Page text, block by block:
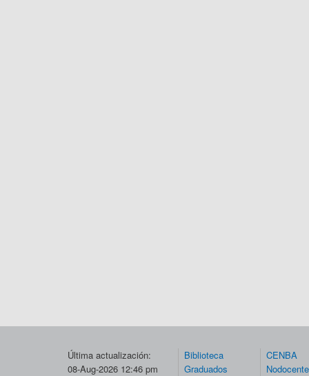
Última actualización:
08-Aug-2026 12:46 pm
Biblioteca
Graduados
CENBA